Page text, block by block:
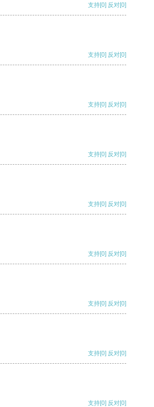
支持[0] 反对[0]
支持[0] 反对[0]
支持[0] 反对[0]
支持[0] 反对[0]
支持[0] 反对[0]
支持[0] 反对[0]
支持[0] 反对[0]
支持[0] 反对[0]
支持[0] 反对[0]